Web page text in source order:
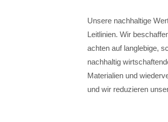
Unsere nachhaltige
Leitlinien. Wir
achten auf langlebige,
nachhaltig
Materialien und
und wir reduzieren